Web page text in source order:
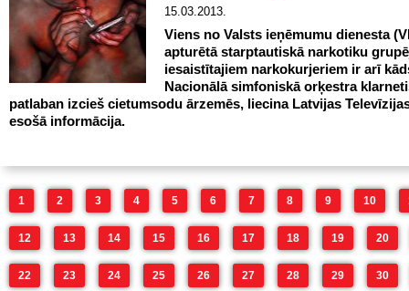
15.03.2013.
Viens no Valsts ieņēmumu dienesta
apturētā starptautiskā narkotiku
iesaistītajiem narkokurjeriem ir arī
Nacionālā simfoniskā orķestra
patlaban izcieš cietumsodu ārzemēs, liecina Latvijas
esošā informācija.
1 2 3 4 5 6 7 8 9 10
12 13 14 15 16 17 18 19 20
22 23 24 25 26 27 28 29 30